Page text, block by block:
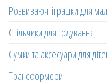
Розвиваючі іграшки для
Стільчики для годування
Сумки та аксесуари для
Трансформери